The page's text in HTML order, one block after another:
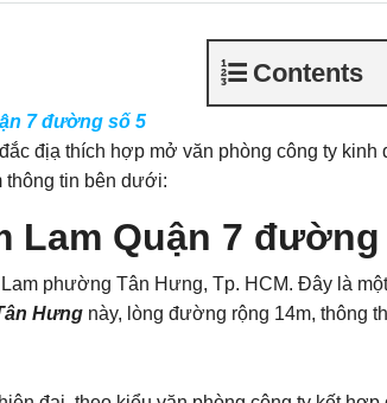
Contents
7 đường số 5
địạ thích hợp mở văn phòng công ty kinh
thông tin bên dưới:
Lam Quận 7 đường
phường Tân Hưng, Tp. HCM. Đây là
Hưng này, lòng đường rộng 14m, thông